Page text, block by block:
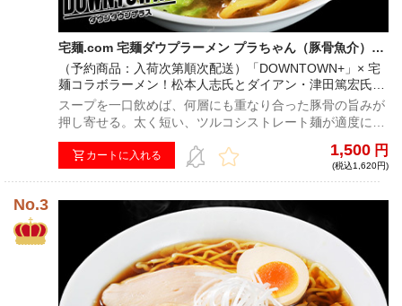
宅麺.com 宅麺ダウプラーメン プラちゃん（豚骨魚介）
（予約商品：入荷次第順次配送）
（予約商品：入荷次第順次配送）「DOWNTOWN+」× 宅
麺コラボラーメン！松本人志氏とダイアン・津田篤宏氏が
作り上げた究極の味をご賞味あれ！
スープを一口飲めば、何層にも重なり合った豚骨の旨みが
押し寄せる。太く短い、ツルコシストレート麺が適度にス
ープをすくい、小麦の豊かな香りと合わさり、鼻腔を駆け
抜ける、完成度抜群の一杯！※注文時に配送希望日をご選
択いただいた場合でも、ご案内させていただきました日程
記載の配送伝票番号を元に、ヤマト運輸へお問い合わせい
ただきますと、ヤマト運輸保管期間内での配送日をご変更
いただけます。※予約販売商品と他の商品を同時に購入さ
れた場合、まとめて発送されるため、予約販売商品発送時
期に発送させていただきます。
カートに入れる 1,500 円
(税込1,620円)